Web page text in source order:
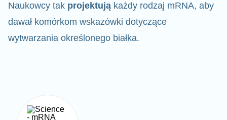
dawał komórkom wskazówki dotyczące
wytwarzania określonego białka.